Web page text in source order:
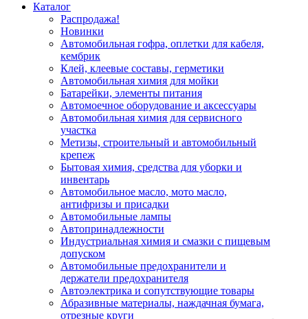
Каталог
Распродажа!
Новинки
Автомобильная гофра, оплетки для кабеля,
кембрик
Клей, клеевые составы, герметики
Автомобильная химия для мойки
Батарейки, элементы питания
Автомоечное оборудование и аксессуары
Автомобильная химия для сервисного
участка
Метизы, строительный и автомобильный
крепеж
Бытовая химия, средства для уборки и
инвентарь
Автомобильное масло, мото масло,
антифризы и присадки
Автомобильные лампы
Автопринадлежности
Индустриальная химия и смазки с пищевым
допуском
Автомобильные предохранители и
держатели предохранителя
Автоэлектрика и сопутствующие товары
Абразивные материалы, наждачная бумага,
отрезные круги